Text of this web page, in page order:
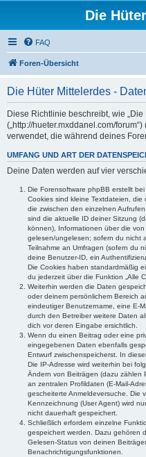
Die
FAQ
Foren-Übersicht
Die Hüter Mittelerdes -
Diese Richtlinie beschreibt, wie „Die
(„http://hueter.mxddanel.com/
verwendet, die während deines
UMFANG UND ART DER
Deine Daten werden auf vier
Die Forensoftware phpBB erstellt
Cookies sind kleine Textdateien,
die zwischen den einzelnen
sind die aktuelle ID deiner Sitzung
können), Informationen über die
gelesen/ungelesen; sofern du nicht
Teilnahme an Umfragen (sofern du
deine Benutzer-ID, ein
Die Cookies haben standardmäßig
du jederzeit über die Funktion „Alle
Weiterhin werden die Daten
oder deinem persönlichem Bereich
eindeutiger Benutzername, eine E-
durch den Betreiber weitere Daten
dich vor deren Eingabe ersichtlich.
Wenn du einen Beitrag oder eine
eingegebenen Daten ebenfalls
Entwurf zwischenspeicherst. In
Die IP-Adresse wird weiterhin bei
Ändern von Beiträgen (dazu zählen
an zentralen Profildaten (E-Mail-
gescheiterte Anmeldeversuche. Die
Kennzeichnung (User Agent) wird
nicht dauerhaft gespeichert.
Schließlich erfordern einzelne
gespeichert werden. Dazu gehören
Gelesen-Status von deinen
Benachrichtigungsfunktionen.